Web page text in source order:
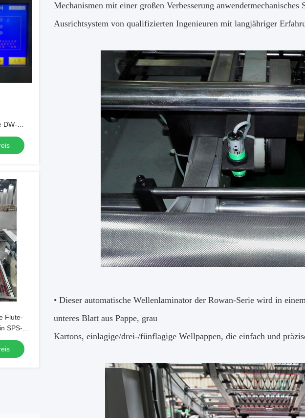
DW-
Flute-
SPS-
Mechanismen mit einer großen Verbesserung anwendetmechanisches
Ausrichtsystem von qualifizierten Ingenieuren mit langjähriger
• Dieser automatische Wellenlaminator der Rowan-Serie wird in
unteres Blatt aus Pappe, grau
Kartons, einlagige/drei-/fünflagige Wellpappen, die einfach und